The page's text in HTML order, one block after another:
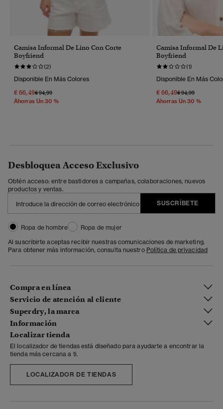
Camisa Informal De Lino Con Corte
Boyfriend
(2)
Disponible En Más Colores
€ 66,49Precio Rebajado De
€ 94,99A
Ahorras Un 30 %
Camisa Informal De
Boyfriend
(1)
Disponible En Más
€ 66,49Precio Rebajado
€ 94,99A
Ahorras Un 30 %
Desbloquea Acceso Exclusivo
Obtén acceso: entre bastidores a campañas, colaboraciones, nuevos
productos y ventas.
SUSCRÍBETE
Ropa de hombre
Ropa de mujer
Al suscribirte aceptas recibir nuestras comunicaciones de marketing.
Para obtener más información, consulta nuestro Política de privacidad
Compra en línea
Servicio de atención al cliente
Superdry, la marca
Información
Localizar tienda
El localizador de tiendas está diseñado para ayudarte a encontrar la
tienda más cercana a ti.
LOCALIZADOR DE TIENDAS